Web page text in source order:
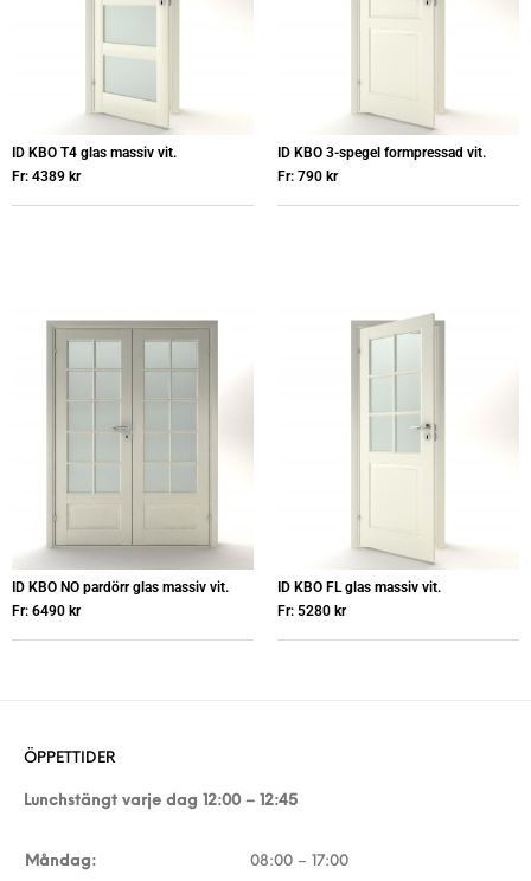
ID KBO T4 glas massiv vit.
Fr: 4389 kr
ID KBO 3-spegel formpressad vit.
Fr: 790 kr
ID KBO NO pardörr glas massiv vit.
Fr: 6490 kr
ID KBO FL glas massiv vit.
Fr: 5280 kr
ÖPPETTIDER
Lunchstängt varje dag 12:00 – 12:45
Måndag: 08:00 – 17:00